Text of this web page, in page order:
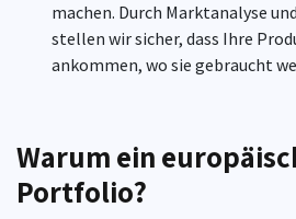
machen. Durch Marktanalyse
stellen wir sicher, dass Ihre
ankommen, wo sie gebraucht
Warum ein
Portfolio?